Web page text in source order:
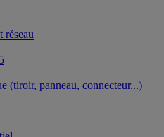
réseau
(tiroir, panneau, connecteur...)